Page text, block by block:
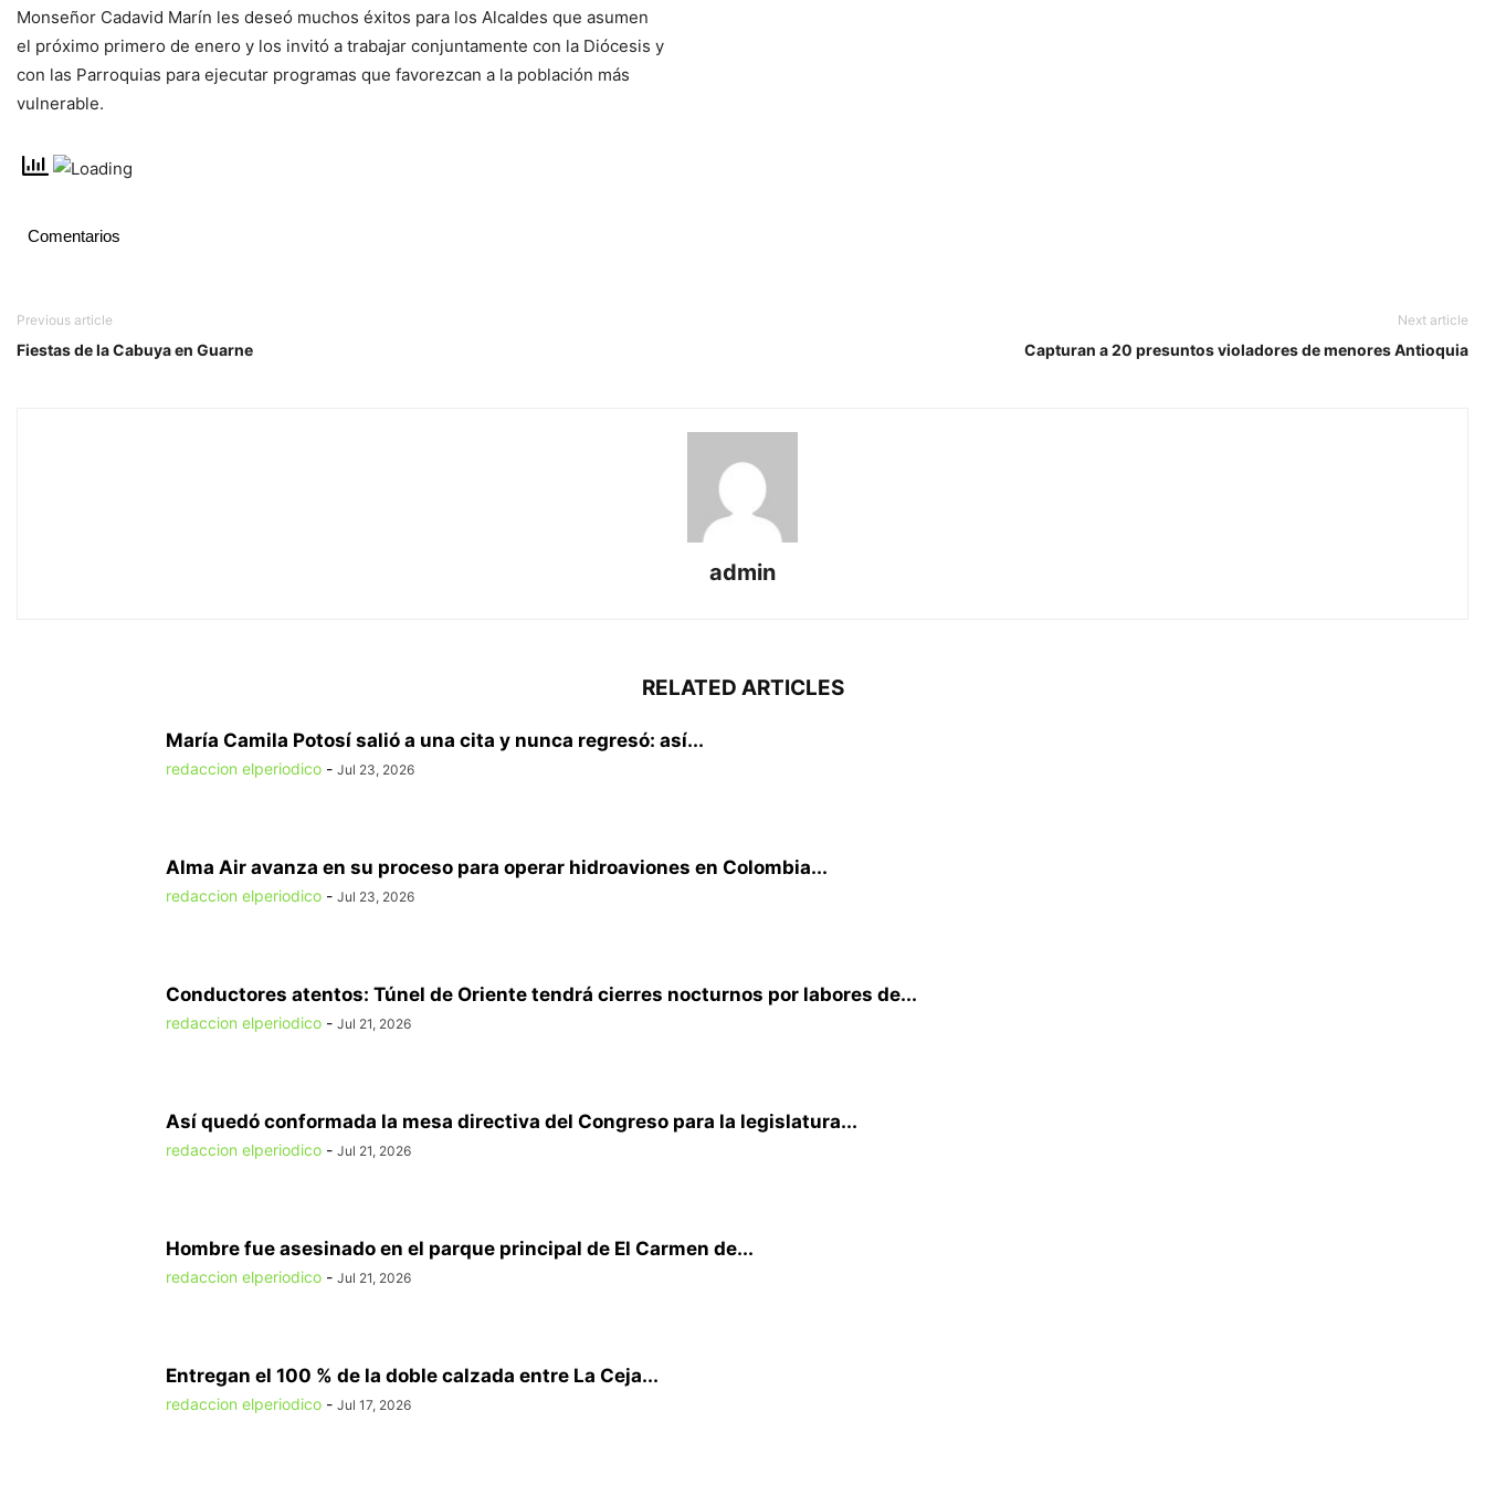
Monseñor Cadavid Marín les deseó muchos éxitos para los Alcaldes que asumen
el próximo primero de enero y los invitó a trabajar conjuntamente con la Diócesis y
con las Parroquias para ejecutar programas que favorezcan a la población más
vulnerable.
Comentarios
Previous article
Fiestas de la Cabuya en Guarne
Next article
Capturan a 20 presuntos violadores de menores Antioquia
admin
RELATED ARTICLES
María Camila Potosí salió a una cita y nunca regresó: así...
redaccion elperiodico - Jul 23, 2026
Alma Air avanza en su proceso para operar hidroaviones en Colombia...
redaccion elperiodico - Jul 23, 2026
Conductores atentos: Túnel de Oriente tendrá cierres nocturnos por labores de...
redaccion elperiodico - Jul 21, 2026
Así quedó conformada la mesa directiva del Congreso para la legislatura...
redaccion elperiodico - Jul 21, 2026
Hombre fue asesinado en el parque principal de El Carmen de...
redaccion elperiodico - Jul 21, 2026
Entregan el 100 % de la doble calzada entre La Ceja...
redaccion elperiodico - Jul 17, 2026